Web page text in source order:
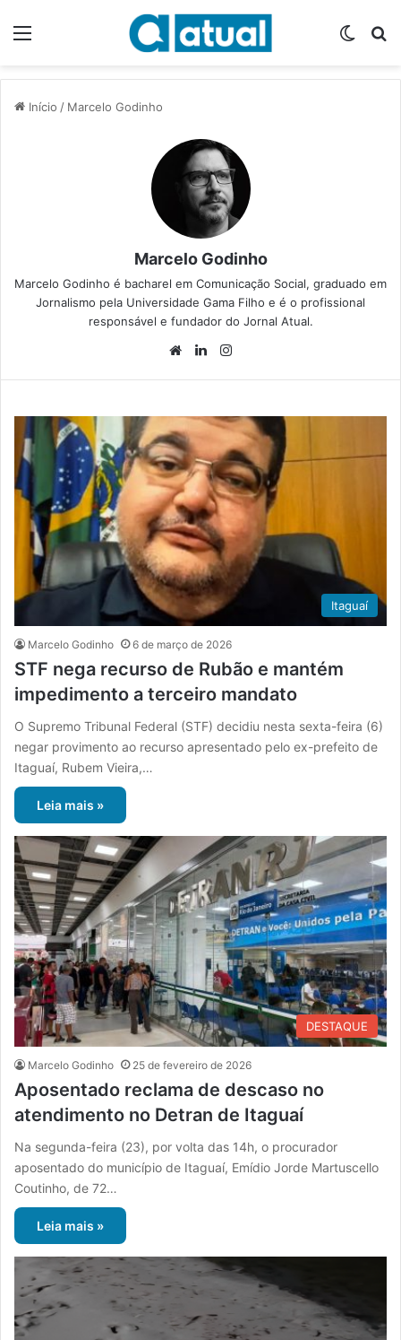
Início / Marcelo Godinho
Marcelo Godinho
Marcelo Godinho é bacharel em Comunicação Social, graduado em
Jornalismo pela Universidade Gama Filho e é o profissional
responsável e fundador do Jornal Atual.
We
Lin
m
Itaguaí
Marcelo Godinho 6 de março de 2026
STF nega recurso de Rubão e mantém
impedimento a terceiro mandato
O Supremo Tribunal Federal (STF) decidiu nesta sexta-feira (6)
negar provimento ao recurso apresentado pelo ex-prefeito de
Itaguaí, Rubem Vieira,…
Leia mais »
DESTAQUE
Marcelo Godinho 25 de fevereiro de 2026
Aposentado reclama de descaso no
atendimento no Detran de Itaguaí
Na segunda-feira (23), por volta das 14h, o procurador
aposentado do município de Itaguaí, Emídio Jorde Martuscello
Coutinho, de 72…
Leia mais »